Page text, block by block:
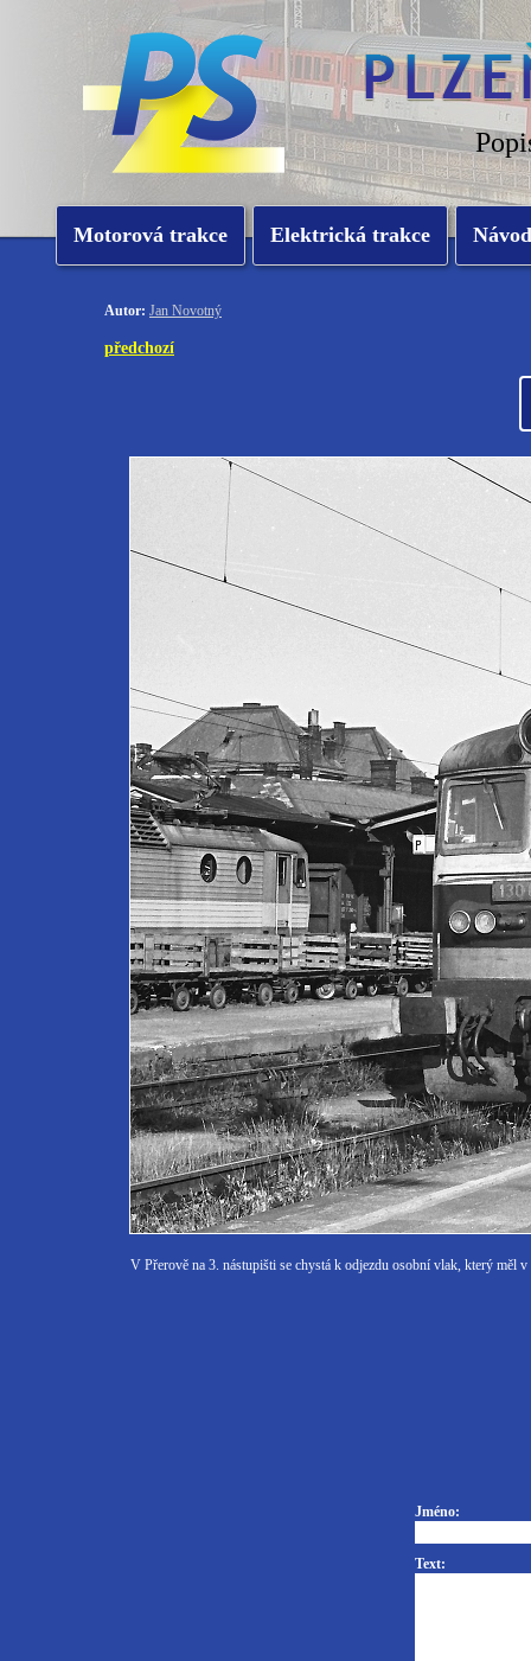
Motorová trakce Elektrická trakce
Autor: Jan Novotný
předchozí
V Přerově na 3. nástupišti se chystá k odjezdu osobní vlak, který měl
Jméno:
Text: